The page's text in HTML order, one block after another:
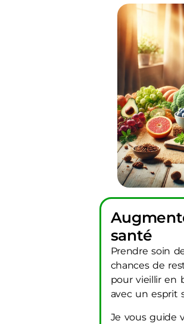
santé
Prendre soin
chances de
pour vieillir en
avec un esprit
Je vous guide